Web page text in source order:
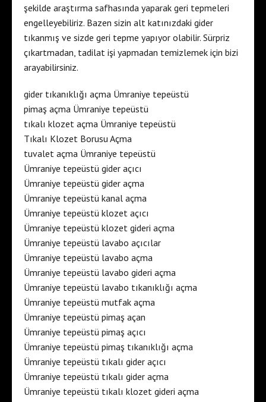
şekilde araştırma safhasında yaparak geri tepmeleri
engelleyebiliriz. Bazen sizin alt katınızdaki gider
tıkanmış ve sizde geri tepme yapıyor olabilir. Sürpriz
çıkartmadan, tadilat işi yapmadan temizlemek için bizi
arayabilirsiniz.
gider tıkanıklığı açma Ümraniye tepeüstü
pimaş açma Ümraniye tepeüstü
tıkalı klozet açma Ümraniye tepeüstü
Tıkalı Klozet Borusu Açma
tuvalet açma Ümraniye tepeüstü
Ümraniye tepeüstü gider açıcı
Ümraniye tepeüstü gider açma
Ümraniye tepeüstü kanal açma
Ümraniye tepeüstü klozet açıcı
Ümraniye tepeüstü klozet gideri açma
Ümraniye tepeüstü lavabo açıcılar
Ümraniye tepeüstü lavabo açma
Ümraniye tepeüstü lavabo gideri açma
Ümraniye tepeüstü lavabo tıkanıklığı açma
Ümraniye tepeüstü mutfak açma
Ümraniye tepeüstü pimaş açan
Ümraniye tepeüstü pimaş açıcı
Ümraniye tepeüstü pimaş tıkanıklığı açma
Ümraniye tepeüstü tıkalı gider açıcı
Ümraniye tepeüstü tıkalı gider açma
Ümraniye tepeüstü tıkalı klozet gideri açma